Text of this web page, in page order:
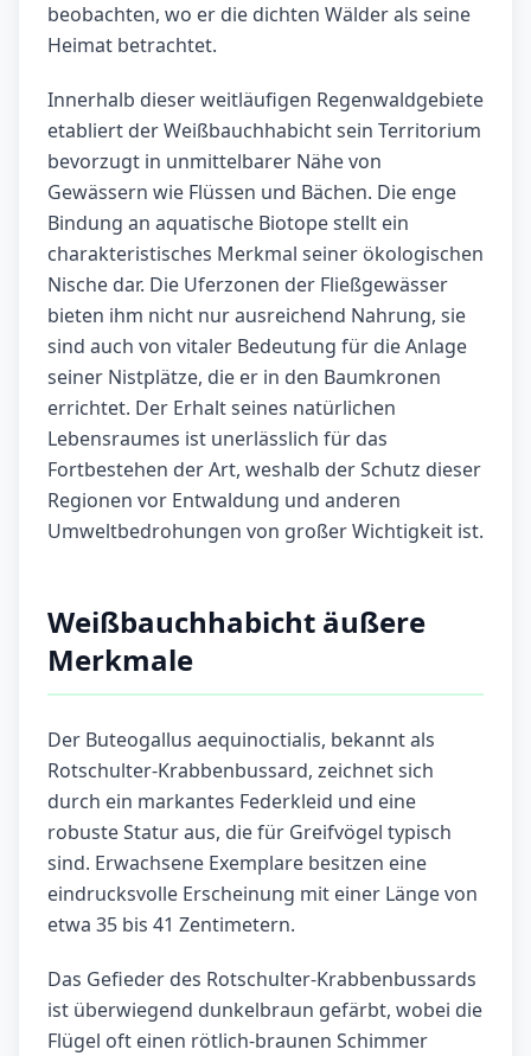
beobachten, wo er die dichten Wälder als seine
Heimat betrachtet.
Innerhalb dieser weitläufigen Regenwaldgebiete
etabliert der Weißbauchhabicht sein Territorium
bevorzugt in unmittelbarer Nähe von
Gewässern wie Flüssen und Bächen. Die enge
Bindung an aquatische Biotope stellt ein
charakteristisches Merkmal seiner ökologischen
Nische dar. Die Uferzonen der Fließgewässer
bieten ihm nicht nur ausreichend Nahrung, sie
sind auch von vitaler Bedeutung für die Anlage
seiner Nistplätze, die er in den Baumkronen
errichtet. Der Erhalt seines natürlichen
Lebensraumes ist unerlässlich für das
Fortbestehen der Art, weshalb der Schutz dieser
Regionen vor Entwaldung und anderen
Umweltbedrohungen von großer Wichtigkeit ist.
Weißbauchhabicht äußere
Merkmale
Der Buteogallus aequinoctialis, bekannt als
Rotschulter-Krabbenbussard, zeichnet sich
durch ein markantes Federkleid und eine
robuste Statur aus, die für Greifvögel typisch
sind. Erwachsene Exemplare besitzen eine
eindrucksvolle Erscheinung mit einer Länge von
etwa 35 bis 41 Zentimetern.
Das Gefieder des Rotschulter-Krabbenbussards
ist überwiegend dunkelbraun gefärbt, wobei die
Flügel oft einen rötlich-braunen Schimmer